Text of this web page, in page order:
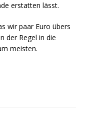
erstatten lässt.
wir paar Euro übers
der Regel in die
meisten.